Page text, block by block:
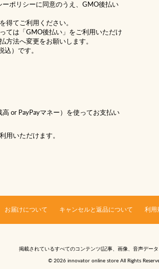
ーポリシーに同意のうえ、GMO後払い
得てご利用ください。
ては「GMO後払い」をご利用いただけ
方法へ変更をお願いします。
込）です。
or PayPayマネー）を使ってお支払い
用いただけます。
お届けについて キャンセルと返品について 利用
掲載されているすべてのコンテンツ(記事、画像、音声デー
© 2026 innovator online store All Rights